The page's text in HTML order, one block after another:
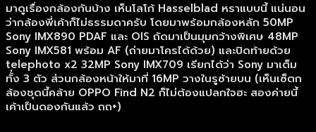
มาดูเรื่องกล้องกันบ้าง เห็นโลโก้ Hasselblad หราแบบนี้ แน่นอน
ว่ากล้องพี่เค้าก็ไม่ธรรมดาครับ โดยมาพร้อมกล้องหลัก 50MP
Sony IMX890 PDAF และ OIS ถัดมาเป็นมุมกว้างพิเศษ 48MP
Sony IMX581 พร้อม AF (ถ่ายมาโครได้ด้วย) และปิดท้ายด้วย
telephoto x2 32MP Sony IMX709 เรียกได้ว่า Sony มาเต็ม
ทั้่ง 3 ตัว ส่วนกล้องหน้าให้มาที่ 16MP วางในรูซ้ายบน (เห็นเซ็ตก
ล้องชุดนี้คล้าย OPPO Find N2 ก็ไม่ต้องแปลกใจฮะ สองค่ายนี้
เค้าเป็นดองกันแล้ว ถถ+)